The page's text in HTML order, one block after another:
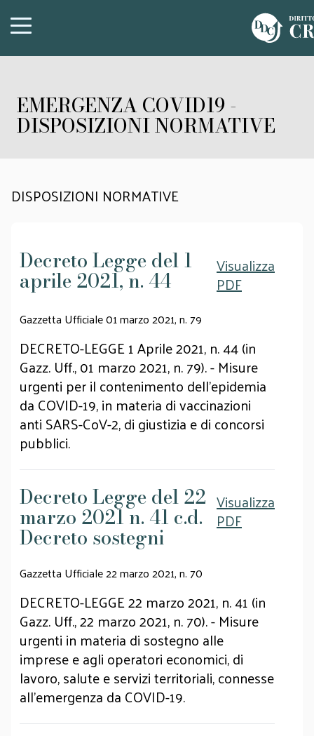
EMERGENZA COVID19 -
DISPOSIZIONI NORMATIVE
DISPOSIZIONI NORMATIVE
Decreto Legge del 1
aprile 2021, n. 44
Visualizza
PDF
Gazzetta Ufficiale 01 marzo 2021, n. 79
DECRETO-LEGGE 1 Aprile 2021, n. 44 (in
Gazz. Uff., 01 marzo 2021, n. 79). - Misure
urgenti per il contenimento dell'epidemia
da COVID-19, in materia di vaccinazioni
anti SARS-CoV-2, di giustizia e di concorsi
pubblici.
Decreto Legge del 22
marzo 2021 n. 41 c.d.
Decreto sostegni
Visualizza
PDF
Gazzetta Ufficiale 22 marzo 2021, n. 70
DECRETO-LEGGE 22 marzo 2021, n. 41 (in
Gazz. Uff., 22 marzo 2021, n. 70). - Misure
urgenti in materia di sostegno alle
imprese e agli operatori economici, di
lavoro, salute e servizi territoriali, connesse
all'emergenza da COVID-19.